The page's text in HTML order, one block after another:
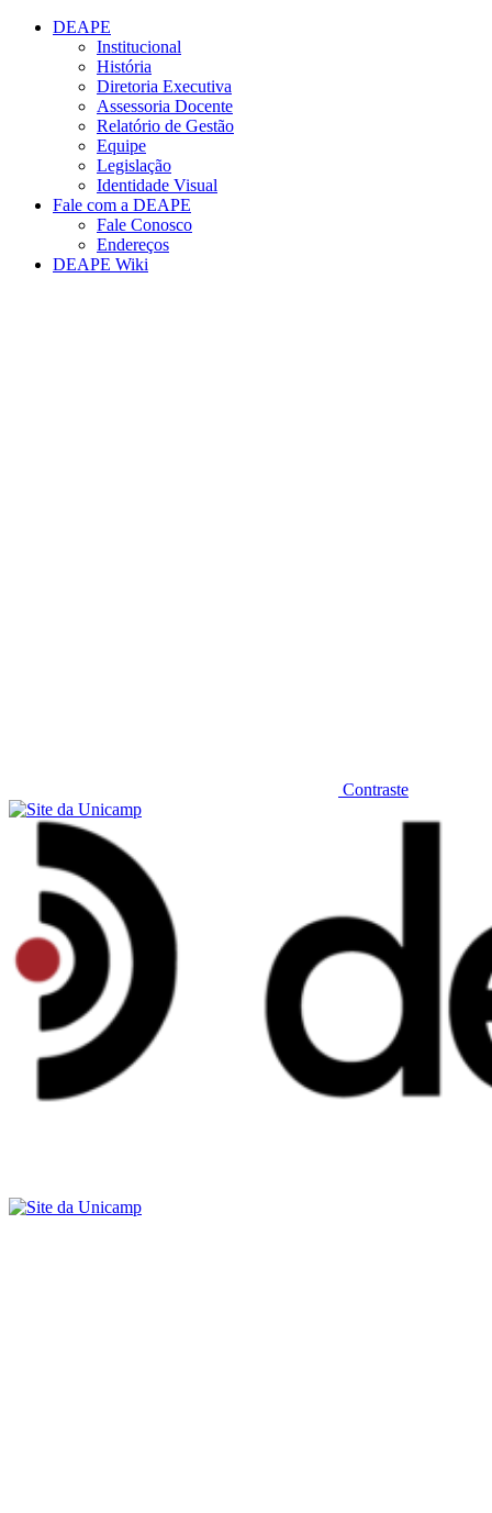
Conteúdo principal
DEAPE
Institucional
História
Diretoria Executiva
Assessoria Docente
Relatório de Gestão
Equipe
Legislação
Identidade Visual
Fale com a DEAPE
Fale Conosco
Endereços
DEAPE Wiki
Contraste